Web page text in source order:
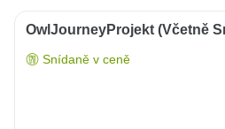
OwlJourneyProjekt (včetně
Snídaně v ceně